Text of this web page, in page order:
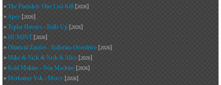
» The Punisher: One Last Kill [2026]
»Apex [2026]
» Toplar Havaya - Balls Up [2026]
» HUMINT[2026]
» Ölümcül Zarafet - Ballerina Overdrive [2026]
» Mike & Nick & Nick & Alice [2026]
» Katil Makine - War Machine [2026]
» Merhamet Yok - Mercy [2026]